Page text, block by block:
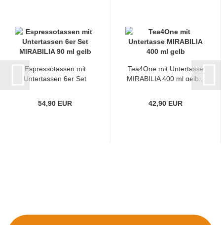
Espressotassen mit
Untertassen 6er Set
54,90 EUR
Tea4One mit Untertasse
MIRABILIA 400 ml gelb...
42,90 EUR